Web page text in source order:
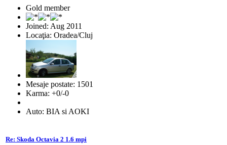
Gold member
Joined: Aug 2011
Locaţia: Oradea/Cluj
Mesaje postate: 1501
Karma: +0/-0
Auto: BIA si AOKI
Re: Skoda Octavia 2 1.6 mpi